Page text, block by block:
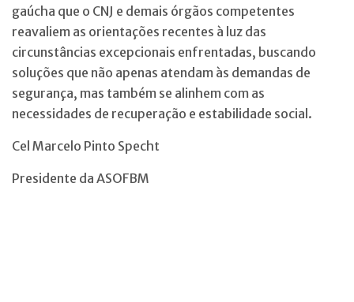
gaúcha que o CNJ e demais órgãos competentes
reavaliem as orientações recentes à luz das
circunstâncias excepcionais enfrentadas, buscando
soluções que não apenas atendam às demandas de
segurança, mas também se alinhem com as
necessidades de recuperação e estabilidade social.
Cel Marcelo Pinto Specht
Presidente da ASOFBM